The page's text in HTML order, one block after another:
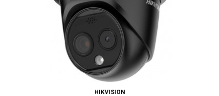
HIKVISION